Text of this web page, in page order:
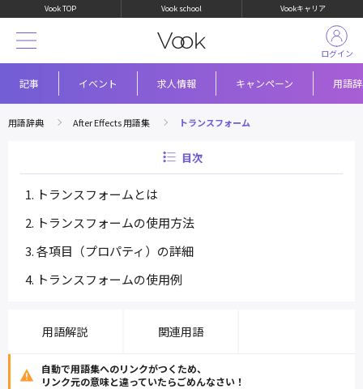
Vook TOP Vook school Vookキャリア
記事 イベント 求人情報 キャンペーン 用語
ログイン
用語辞典 After Effects 用語集 トランスフォーム
目次
トランスフォームとは
トランスフォームの使用方法
各項目（プロパティ）の詳細
トランスフォームの使用例
用語解説 関連用語
自動で用語集へのリンクがつくため、
リンク元の意味と違っていたらごめんなさい！